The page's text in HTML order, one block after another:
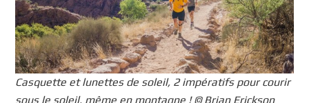
Casquette et lunettes de soleil, 2 impératifs pour courir
sous le soleil, même en montagne ! © Brian Erickson